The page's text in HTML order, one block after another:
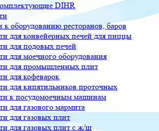
DIHR
к оборудованию ресторанов, баров
для конвейерных печей для пиццы
для подовых печей
для моечного оборудования
для промышленных плит
для кофеварок
для кипятильников проточных
к посудомоечным машинам
для газового мармита
для газовых плит
для газовых плит с ж/ш